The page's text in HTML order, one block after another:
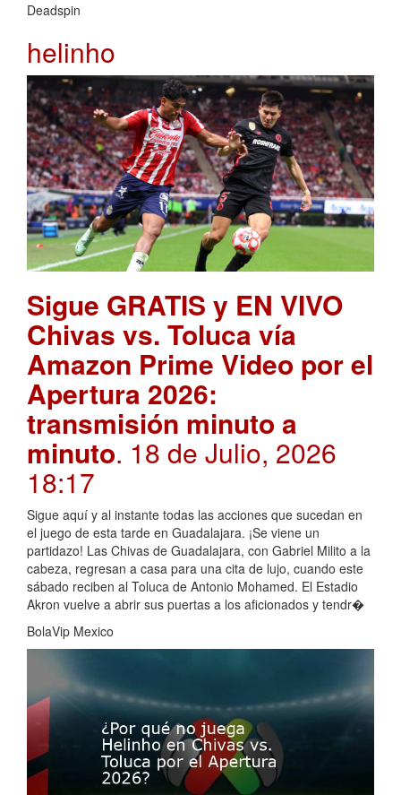
Deadspin
helinho
Sigue GRATIS y EN VIVO
Chivas vs. Toluca vía
Amazon Prime Video por el
Apertura 2026:
transmisión minuto a
minuto. 18 de Julio, 2026
18:17
Sigue aquí y al instante todas las acciones que sucedan en
el juego de esta tarde en Guadalajara. ¡Se viene un
partidazo! Las Chivas de Guadalajara, con Gabriel Milito a la
cabeza, regresan a casa para una cita de lujo, cuando este
sábado reciben al Toluca de Antonio Mohamed. El Estadio
Akron vuelve a abrir sus puertas a los aficionados y tendr�
BolaVip Mexico